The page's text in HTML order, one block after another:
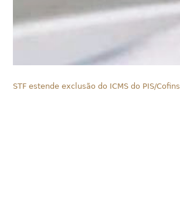
STF estende exclusão do ICMS do PIS/Cofins